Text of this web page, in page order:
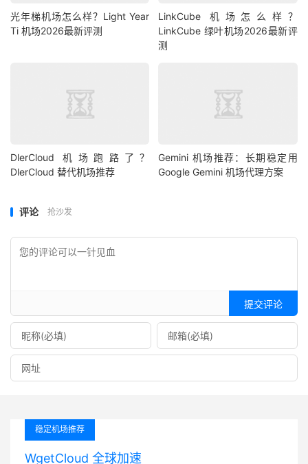
光年梯机场怎么样？Light Year
Ti 机场2026最新评测
LinkCube 机场怎么样？
LinkCube 绿叶机场2026最新评
测
DlerCloud 机场跑路了？
DlerCloud 替代机场推荐
Gemini 机场推荐：长期稳定用
Google Gemini 机场代理方案
评论 抢沙发
提交评论
稳定机场推荐
WgetCloud 全球加速